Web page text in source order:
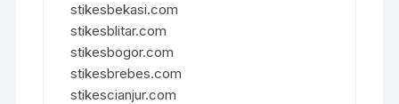
stikesbekasi.com
stikesblitar.com
stikesbogor.com
stikesbrebes.com
stikescianjur.com